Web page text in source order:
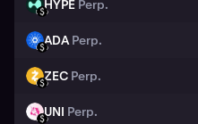
HYPE
USDHYPE Perp.
ADA
USDADAPerp.
ZEC
USDZEC Perp.
UNI
USDUNI Perp.